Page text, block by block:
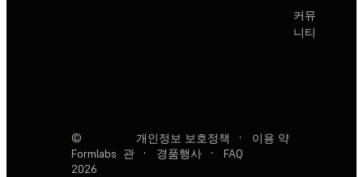
커뮤
니티
©
Formlabs
2026
개인정보 보호정책 ·
이용 약
관
· 경품행사 · FAQ